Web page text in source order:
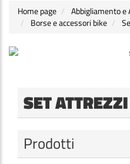
Home page
Abbigliamento e
Borse e accessori bike
SET
Prodotti